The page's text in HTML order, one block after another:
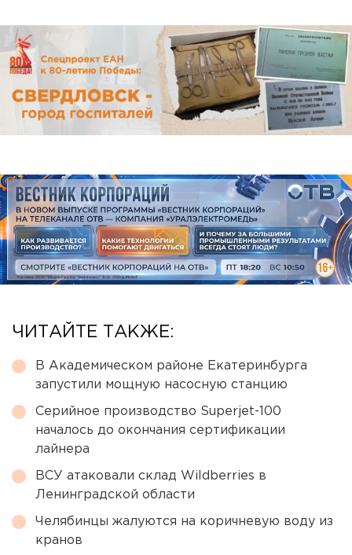
ЧИТАЙТЕ ТАКЖЕ:
В Академическом районе Екатеринбурга
запустили мощную насосную станцию
Серийное производство Superjet-100
началось до окончания сертификации
лайнера
ВСУ атаковали склад Wildberries в
Ленинградской области
Челябинцы жалуются на коричневую воду из
кранов